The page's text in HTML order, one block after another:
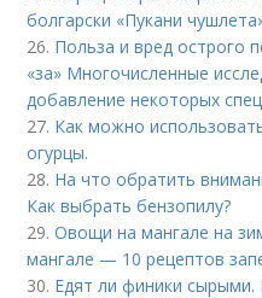
болгарски «Пукани
26. Польза и вред острого
«за» Многочисленные
добавление некоторых
27. Как можно
огурцы.
28. На что обратить
Как выбрать бензопилу?
29.Овощи на мангале на
мангале — 10 рецептов
30. Едят ли финики